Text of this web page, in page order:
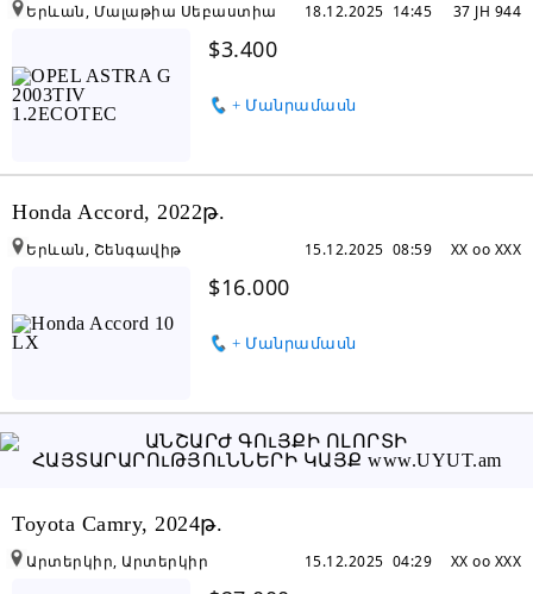
$3.400
+ Մանրամասն
37 JH 944
18.12.2025 14:45
Երևան, Մալաթիա Սեբաստիա
Honda Accord, 2022թ.
$16.000
+ Մանրամասն
XX oo XXX
15.12.2025 08:59
Երևան, Շենգավիթ
Toyota Camry, 2024թ.
XX oo XXX
15.12.2025 04:29
Արտերկիր, Արտերկիր